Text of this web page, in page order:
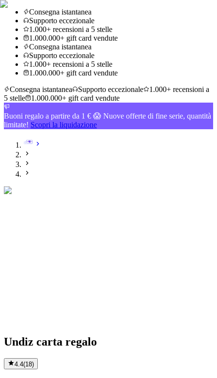
Consegna istantanea
Supporto eccezionale
1.000+ recensioni a 5 stelle
1.000.000+ gift card vendute
Consegna istantanea
Supporto eccezionale
1.000+ recensioni a 5 stelle
1.000.000+ gift card vendute
Consegna istantanea
Supporto eccezionale
1.000+ recensioni a
5 stelle
1.000.000+ gift card vendute
Buoni regalo a partire da 1 € 😱 Nuove offerte di fine serie, quantità
limitate! Scopri la liquidazione
Undiz carta regalo
4.4(18)